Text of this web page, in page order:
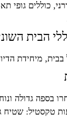
, כוללים גופי
הבית
בבית, מיחידת
בספה גדולה
שטיח